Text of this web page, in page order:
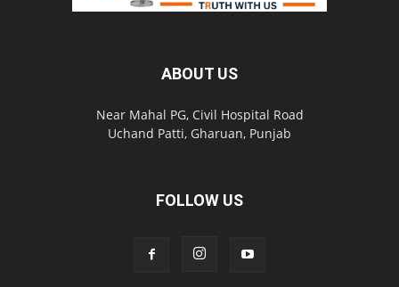
ABOUT US
Near Mahal PG, Civil Hospital Road
Uchand Patti, Gharuan, Punjab
FOLLOW US